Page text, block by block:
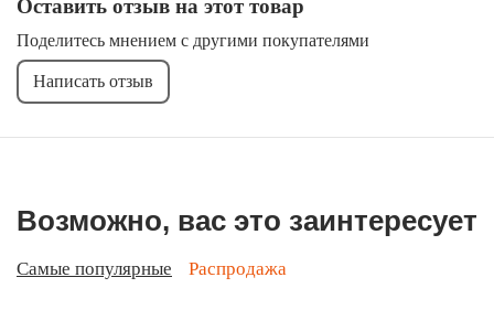
Оставить отзыв на этот товар
Поделитесь мнением с другими покупателями
Написать отзыв
Возможно, вас это заинтересует
Самые популярные Распродажа